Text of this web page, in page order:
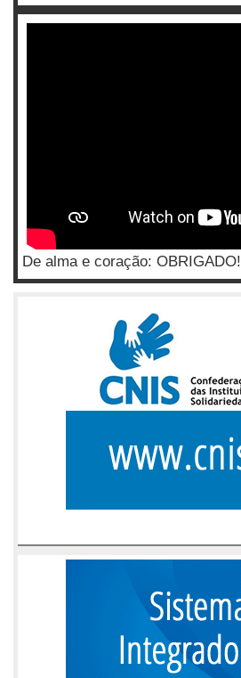
De alma e coração: OBRIGADO!